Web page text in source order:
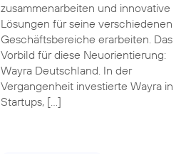
zusammenarbeiten und innovative
Lösungen für seine verschiedenen
Geschäftsbereiche erarbeiten. Das
Vorbild für diese Neuorientierung:
Wayra Deutschland. In der
Vergangenheit investierte Wayra in
Startups, […]